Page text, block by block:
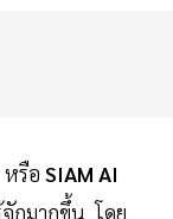
รือ SIAM AI
กมากขึ้น โดย